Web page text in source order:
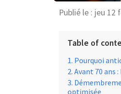
Publié le : jeu 12
Table of
Pourquoi
Avant 70 ans
optimisée